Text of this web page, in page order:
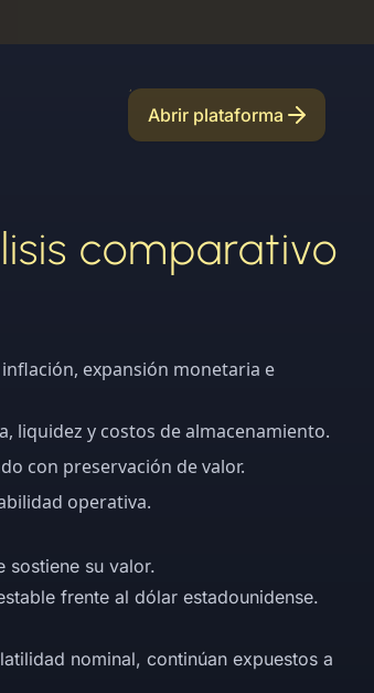
Abrir plataforma
comparativo
expansión monetaria e
liquidez y costos de almacenamiento.
con preservación de valor.
operativa.
sostiene su valor.
frente al dólar estadounidense.
nominal, continúan expuestos a